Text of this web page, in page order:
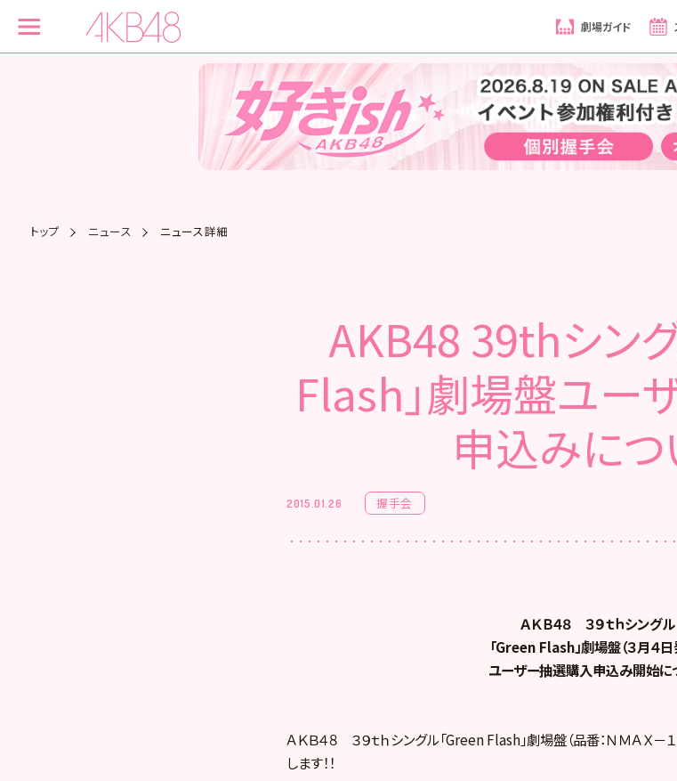
劇場ガイド
トップ ニュース ニュース詳細
AKB48 39thシン
Flash」劇場盤ユー
申込みにつ
2015.01.26 握手会
ＡＫＢ４８ ３９ｔｈシングル
「Green Flash」劇場盤（３月４日
ユーザー抽選購入申込み開始に
ＡＫＢ４８ ３９ｔｈシングル「Green Flash」劇場盤（品番：ＮＭＡＸ－１
します！！